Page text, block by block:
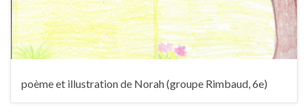
poème et illustration de Norah (groupe Rimbaud, 6e)